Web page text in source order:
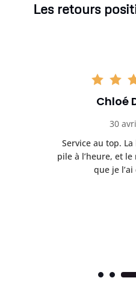
Les retours
Chloé
30
Service au top.
pile à l’heure, et
que je